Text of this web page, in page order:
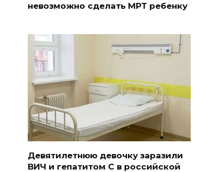
невозможно сделать МРТ ребенку
Девятилетнюю девочку заразили
ВИЧ и гепатитом С в российской